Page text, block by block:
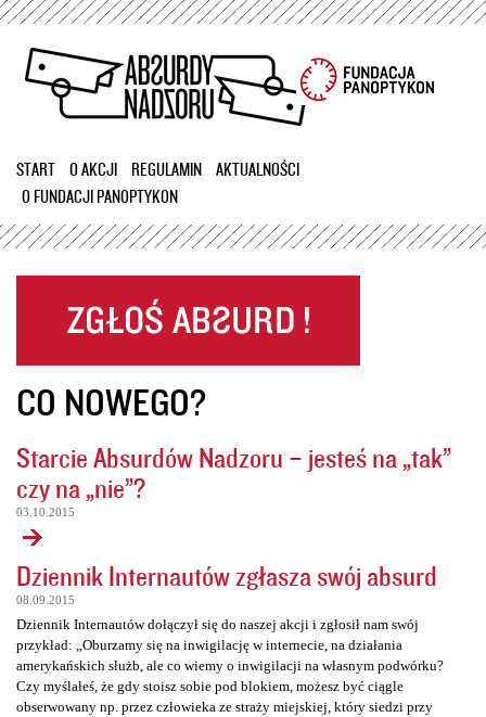
Przejdź
treści
START O AKCJI REGULAMIN
AKTUALNOŚCI
O FUNDACJI PANOPTYKON
CO NOWEGO?
Starcie Absurdów Nadzoru – jesteś na „tak”
czy na „nie”?
03.10.2015
Dziennik Internautów zgłasza swój absurd
08.09.2015
Dziennik Internautów dołączył się do naszej akcji i zgłosił nam swój
przykład: „Oburzamy się na inwigilację w internecie, na działania
amerykańskich służb, ale co wiemy o inwigilacji na własnym podwórku?
Czy myślałeś, że gdy stoisz sobie pod blokiem, możesz być ciągle
obserwowany np. przez człowieka ze straży miejskiej, który siedzi przy